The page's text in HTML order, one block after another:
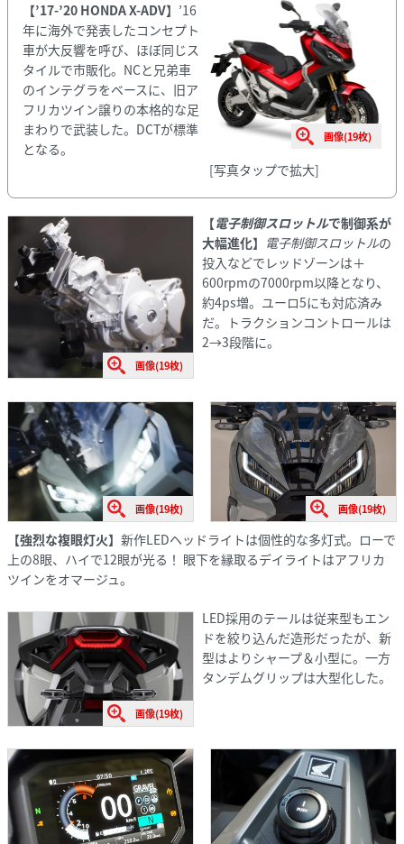
画像(19枚)
[写真タップで拡大]
【’17-’20 HONDA X-ADV】 ’16
年に海外で発表したコンセプト
車が大反響を呼び、ほぼ同じス
タイルで市販化。NCと兄弟車
のインテグラをベースに、旧ア
フリカツイン譲りの本格的な足
まわりで武装した。DCTが標準
となる。
画像(19枚)
【電子制御スロットルで制御系が
大幅進化】 電子制御スロットルの
投入などでレッドゾーンは＋
600rpmの7000rpm以降となり、
約4ps増。ユーロ5にも対応済み
だ。トラクションコントロールは
2→3段階に。
画像(19枚) 画像(19枚)
【強烈な複眼灯火】 新作LEDヘッドライトは個性的な多灯式。ローで
上の8眼、ハイで12眼が光る！ 眼下を縁取るデイライトはアフリカ
ツインをオマージュ。
画像(19枚)
LED採用のテールは従来型もエン
ドを絞り込んだ造形だったが、新
型はよりシャープ＆小型に。一方
タンデムグリップは大型化した。